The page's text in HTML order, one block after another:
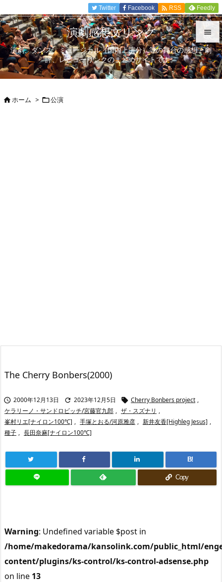


メニュ

Twitter Facebook  RSS Feedly
演劇感想文リンク
演劇、ダンス、ミュージカル（国内上演分）等の舞台の感想、劇
評、レビューリンクのまとめサイトです。
ホーム > 公演
The Cherry Bonbers(2000)
 2000年12月13日  2023年12月5日  Cherry Bonbers project ,
ケラリーノ・サンドロビッチ/宮藤官九郎 , ザ・スズナリ ,
峯村リエ[ナイロン100℃] , 手塚とおる/河原雅彦 , 新井友香[Highleg Jesus] ,
種子 , 長田奈麻[ナイロン100℃]
B!
Copy
Warning: Undefined variable $post in
/home/makedorama/kansolink.com/public_html/
content/plugins/ks-control/ks-control-adsense.php
on line 13